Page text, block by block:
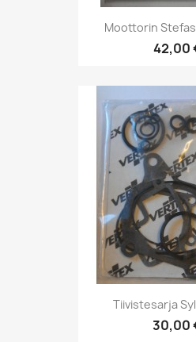
Moottorin
42,00
Tiivistesarja
30,00